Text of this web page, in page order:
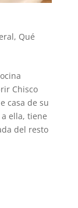
, Qué
Chisco
casa de su
ella, tiene
del resto